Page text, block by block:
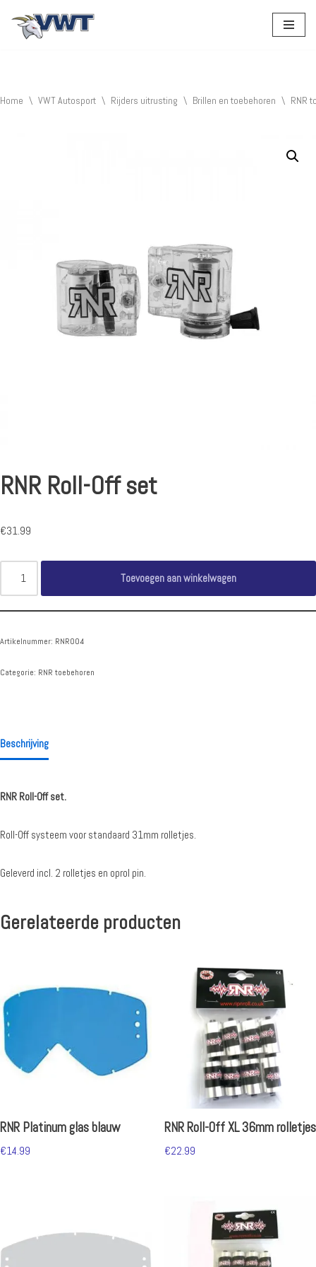
Home \ VWT Autosport \ Rijders uitrusting \ Brillen en toebehoren \ RNR
RNR Roll-Off set
€31.99
Toevoegen aan winkelwagen
Artikelnummer: RNR004
Categorie: RNR toebehoren
Beschrijving
RNR Roll-Off set.
Roll-Off systeem voor standaard 31mm rolletjes.
Geleverd incl. 2 rolletjes en oprol pin.
Gerelateerde producten
RNR Platinum glas blauw
€14.99
RNR Roll-Off XL 36mm rolletjes
€22.99